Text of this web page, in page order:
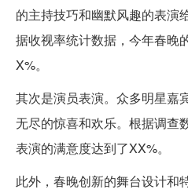
的主持技巧和幽默风趣的表演
据收视率统计数据，今年春晚
X%。
其次是演员表演。众多明星嘉
无尽的惊喜和欢乐。根据调查
表演的满意度达到了XX%。
此外，春晚创新的舞台设计和